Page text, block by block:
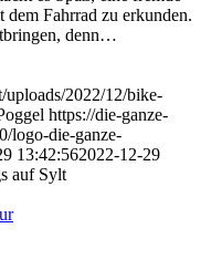
dem Fahrrad zu erkunden.
denn…
uploads/2022/12/bike-
https://die-ganze-
logo-die-ganze-
13:42:562022-12-29
auf Sylt